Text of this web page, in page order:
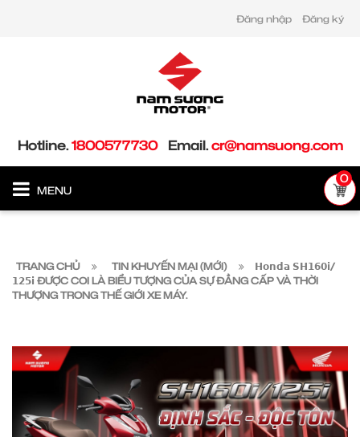
Đăng nhập Đăng ký
Hotline.1800577730 Email.cr@namsuong.com
MENU
0
TRANG CHỦ TIN KHUYẾN MẠI (MỚI)
𝗛𝗼𝗻𝗱𝗮 𝗦𝗛𝟭𝟲𝟬𝗶/
𝟭𝟮𝟱𝗶 ĐƯỢC COI LÀ BIỂU TƯỢNG CỦA SỰ ĐẲNG CẤP VÀ THỜI
THƯỢNG TRONG THẾ GIỚI XE MÁY.